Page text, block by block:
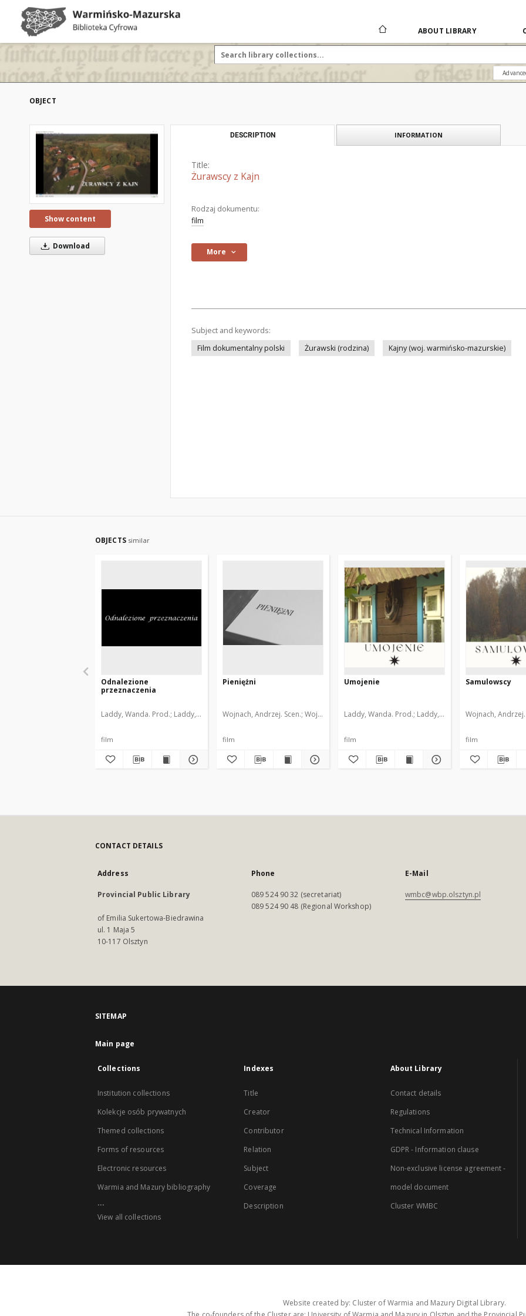
ABOUT LIBRARY
OBJECT
Show content
Download
DESCRIPTION INFORMATION
Title:
Żurawscy z Kajn
Rodzaj dokumentu:
film
More
Subject and keywords:
Film dokumentalny polski
Żurawski (rodzina) Kajny (woj. warmińsko-mazurskie)
OBJECTS similar
Odnalezione
przeznaczenia
Laddy, Wanda. Prod. Laddy, Wanda. Reż. Ogrodziński, Wojciech. Scen. Wojnach, Andrzej. Scen. Osiński, Tomasz J. Zdj. Laddy,
film
Pieniężni
Wojnach, Andrzej. Scen. Wojnach, Andrzej. Reż. Laddy, Wanda. Reż. Osiński, Tomasz J. Zdj.
film
Umojenie
Laddy, Wanda. Prod. Laddy, Wanda. Reż. Laddy,
film
Samulowscy
Wojnach, Andrzej.
film
CONTACT DETAILS
Address
Provincial Public Library
of Emilia Sukertowa-Biedrawina
ul. 1 Maja 5
10-117 Olsztyn
Phone
089 524 90 32 (secretariat)
089 524 90 48 (Regional Workshop)
E-Mail
wmbc@wbp.olsztyn.pl
SITEMAP
Main page
Collections
Institution collections
Kolekcje osób prywatnych
Themed collections
Forms of resources
Electronic resources
Warmia and Mazury bibliography
...
View all collections
Indexes
Title
Creator
Contributor
Relation
Subject
Coverage
Description
About Library
Contact details
Regulations
Technical Information
GDPR - Information clause
Non-exclusive license agreement -
model document
Cluster WMBC
Website created by: Cluster of Warmia and Mazury Digital Library.